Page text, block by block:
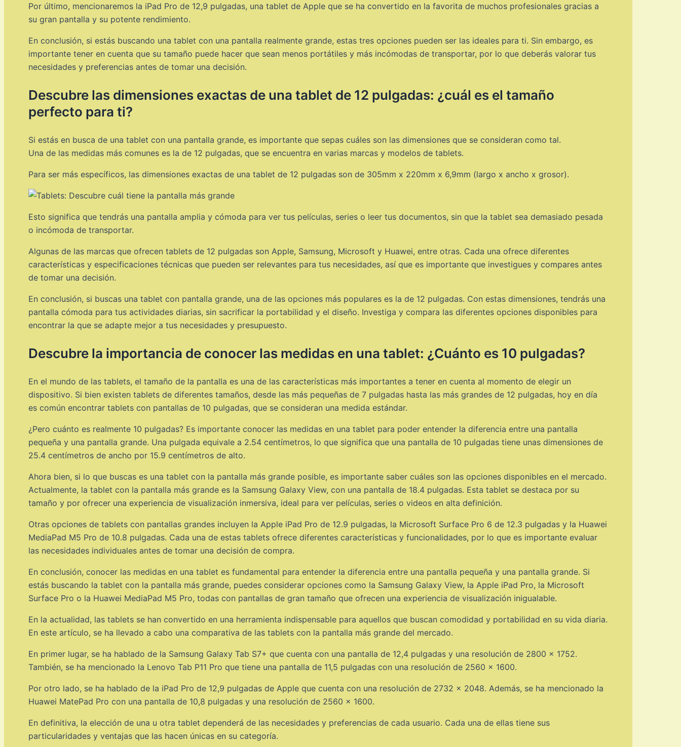
Por último, mencionaremos la iPad Pro de 12,9 pulgadas, una tablet de Apple que se ha convertido en la favorita de muchos profesionales gracias a
su gran pantalla y su potente rendimiento.
En conclusión, si estás buscando una tablet con una pantalla realmente grande, estas tres opciones pueden ser las ideales para ti. Sin embargo, es
importante tener en cuenta que su tamaño puede hacer que sean menos portátiles y más incómodas de transportar, por lo que deberás valorar tus
necesidades y preferencias antes de tomar una decisión.
Descubre las dimensiones exactas de una tablet de 12 pulgadas: ¿cuál es el tamaño
perfecto para ti?
Si estás en busca de una tablet con una pantalla grande, es importante que sepas cuáles son las dimensiones que se consideran como tal.
Una de las medidas más comunes es la de 12 pulgadas, que se encuentra en varias marcas y modelos de tablets.
Para ser más específicos, las dimensiones exactas de una tablet de 12 pulgadas son de 305mm x 220mm x 6,9mm (largo x ancho x grosor).
Esto significa que tendrás una pantalla amplia y cómoda para ver tus películas, series o leer tus documentos, sin que la tablet sea demasiado pesada
o incómoda de transportar.
Algunas de las marcas que ofrecen tablets de 12 pulgadas son Apple, Samsung, Microsoft y Huawei, entre otras. Cada una ofrece diferentes
características y especificaciones técnicas que pueden ser relevantes para tus necesidades, así que es importante que investigues y compares antes
de tomar una decisión.
En conclusión, si buscas una tablet con pantalla grande, una de las opciones más populares es la de 12 pulgadas. Con estas dimensiones, tendrás una
pantalla cómoda para tus actividades diarias, sin sacrificar la portabilidad y el diseño. Investiga y compara las diferentes opciones disponibles para
encontrar la que se adapte mejor a tus necesidades y presupuesto.
Descubre la importancia de conocer las medidas en una tablet: ¿Cuánto es 10 pulgadas?
En el mundo de las tablets, el tamaño de la pantalla es una de las características más importantes a tener en cuenta al momento de elegir un
dispositivo. Si bien existen tablets de diferentes tamaños, desde las más pequeñas de 7 pulgadas hasta las más grandes de 12 pulgadas, hoy en día
es común encontrar tablets con pantallas de 10 pulgadas, que se consideran una medida estándar.
¿Pero cuánto es realmente 10 pulgadas? Es importante conocer las medidas en una tablet para poder entender la diferencia entre una pantalla
pequeña y una pantalla grande. Una pulgada equivale a 2.54 centímetros, lo que significa que una pantalla de 10 pulgadas tiene unas dimensiones de
25.4 centímetros de ancho por 15.9 centímetros de alto.
Ahora bien, si lo que buscas es una tablet con la pantalla más grande posible, es importante saber cuáles son las opciones disponibles en el mercado.
Actualmente, la tablet con la pantalla más grande es la Samsung Galaxy View, con una pantalla de 18.4 pulgadas. Esta tablet se destaca por su
tamaño y por ofrecer una experiencia de visualización inmersiva, ideal para ver películas, series o videos en alta definición.
Otras opciones de tablets con pantallas grandes incluyen la Apple iPad Pro de 12.9 pulgadas, la Microsoft Surface Pro 6 de 12.3 pulgadas y la Huawei
MediaPad M5 Pro de 10.8 pulgadas. Cada una de estas tablets ofrece diferentes características y funcionalidades, por lo que es importante evaluar
las necesidades individuales antes de tomar una decisión de compra.
En conclusión, conocer las medidas en una tablet es fundamental para entender la diferencia entre una pantalla pequeña y una pantalla grande. Si
estás buscando la tablet con la pantalla más grande, puedes considerar opciones como la Samsung Galaxy View, la Apple iPad Pro, la Microsoft
Surface Pro o la Huawei MediaPad M5 Pro, todas con pantallas de gran tamaño que ofrecen una experiencia de visualización inigualable.
En la actualidad, las tablets se han convertido en una herramienta indispensable para aquellos que buscan comodidad y portabilidad en su vida diaria.
En este artículo, se ha llevado a cabo una comparativa de las tablets con la pantalla más grande del mercado.
En primer lugar, se ha hablado de la Samsung Galaxy Tab S7+ que cuenta con una pantalla de 12,4 pulgadas y una resolución de 2800 x 1752.
También, se ha mencionado la Lenovo Tab P11 Pro que tiene una pantalla de 11,5 pulgadas con una resolución de 2560 x 1600.
Por otro lado, se ha hablado de la iPad Pro de 12,9 pulgadas de Apple que cuenta con una resolución de 2732 x 2048. Además, se ha mencionado la
Huawei MatePad Pro con una pantalla de 10,8 pulgadas y una resolución de 2560 x 1600.
En definitiva, la elección de una u otra tablet dependerá de las necesidades y preferencias de cada usuario. Cada una de ellas tiene sus
particularidades y ventajas que las hacen únicas en su categoría.